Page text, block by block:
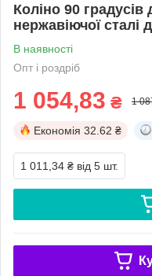
Коліно 90
нержавіючої сталі
В наявності
Опт і роздріб
1 054,83 ₴ 1
Економія 32.62 ₴
1 011,34 ₴ від 5 шт.